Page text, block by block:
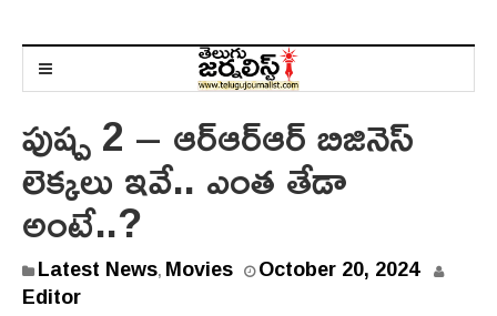
పుష్ప 2 – ఆర్ఆర్ఆర్ బిజినెస్
లెక్కలు ఇవే.. ఎంత తేడా
అంటే..?
Latest News, Movies October 20, 2024
Editor